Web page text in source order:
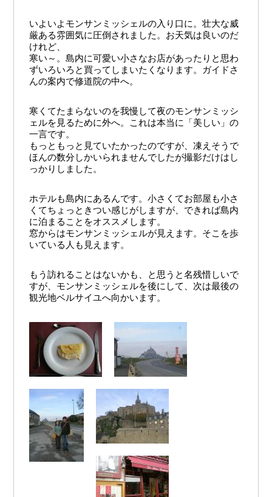
いよいよモンサンミッシェルの入り口に。壮大な威
厳ある雰囲気に圧倒されました。お天気は良いのだ
けれど、
寒い～。島内に可愛い小さなお店があったりと思わ
ずいろいろと買ってしまいたくなります。ガイドさ
んの案内で修道院の中へ。
寒くてたまらないのを我慢して夜のモンサンミッシ
ェルを見るために外へ。これは本当に「美しい」の
一言です。
もっともっと見ていたかったのですが、凍えそうで
ほんの数分しかいられませんでしたが撮影だけはし
っかりしました。
ホテルも島内にあるんです。小さくてお部屋も小さ
くてちょっときつい感じがしますが、できれば島内
に泊まることをオススメします。
窓からはモンサンミッシェルが見えます。そこを歩
いている人も見えます。
もう訪れることはないかも、と思うと名残惜しいで
すが、モンサンミッシェルを後にして、次は最後の
観光地ベルサイユへ向かいます。